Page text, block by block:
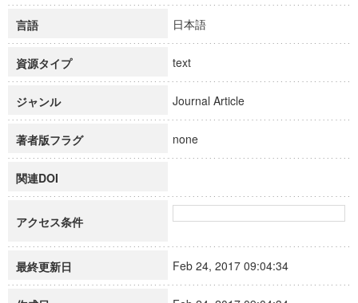
言語 日本語
資源タイプ text
ジャンル Journal Article
著者版フラグ none
関連DOI
アクセス条件
最終更新日 Feb 24, 2017 09:04:34